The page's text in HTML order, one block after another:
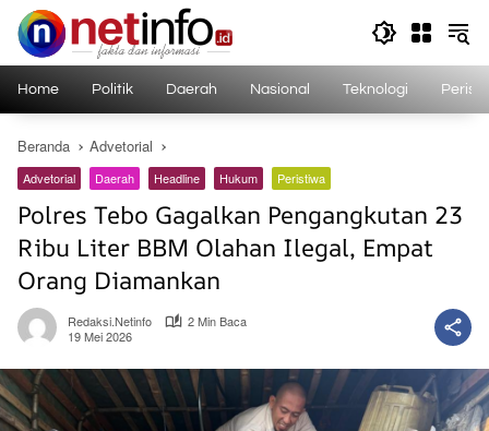
Langsung
konten
Home Politik Daerah Nasional Teknologi
Beranda Advetorial
Advetorial Daerah Headline Hukum Peristiwa
Polres Tebo Gagalkan Pengangkutan 23
Ribu Liter BBM Olahan Ilegal, Empat
Orang Diamankan
Redaksi.netinfo
2 Min Baca
19 Mei 2026